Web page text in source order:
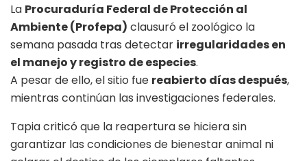
La Procuraduría Federal de Protección al
Ambiente (Profepa) clausuró el zoológico la
semana pasada tras detectar irregularidades en
el manejo y registro de especies.
A pesar de ello, el sitio fue reabierto días después,
mientras continúan las investigaciones federales.
Tapia criticó que la reapertura se hiciera sin
garantizar las condiciones de bienestar animal ni